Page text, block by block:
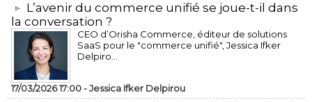
L’avenir du commerce unifié se joue-t-il dans
la conversation ?
CEO d’Orisha Commerce, éditeur de solutions
SaaS pour le "commerce unifié", Jessica Ifker
Delpiro...
17/03/2026 17:00 -Jessica Ifker Delpirou